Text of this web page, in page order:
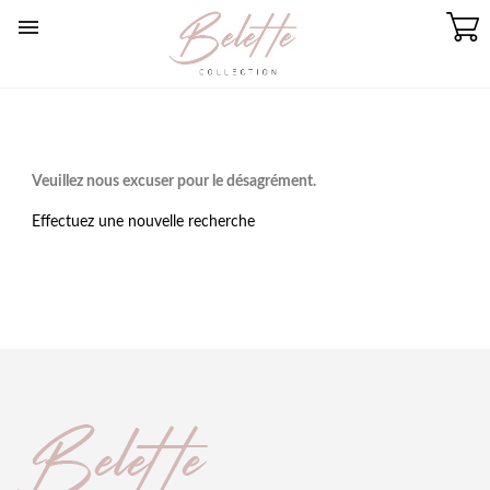

Veuillez nous excuser pour le désagrément.
Effectuez une nouvelle recherche